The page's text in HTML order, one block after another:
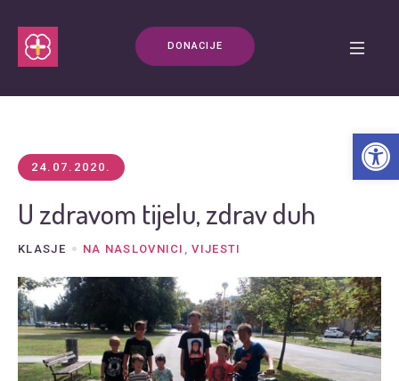
DONACIJE
24.07.2020.
U zdravom tijelu, zdrav duh
KLASJE NA NASLOVNICI ,VIJESTI